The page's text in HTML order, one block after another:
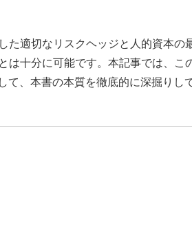
た適切なリスクヘッジと人的資本の
は十分に可能です。本記事では、こ
て、本書の本質を徹底的に深掘りし